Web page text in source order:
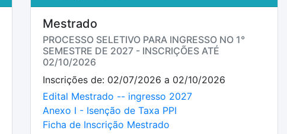
Mestrado
PROCESSO SELETIVO PARA INGRESSO NO 1°
SEMESTRE DE 2027 - INSCRIÇÕES ATÉ
02/10/2026
Inscrições de: 02/07/2026 a 02/10/2026
Edital Mestrado -- ingresso 2027
Anexo I - Isenção de Taxa PPI
Ficha de Inscrição Mestrado